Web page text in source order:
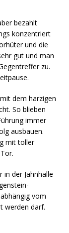
bezahlt
konzentriert
und die
gut und man
zu.
dem harzigen
So blieben
immer
ausbauen.
mit toller
der Jahnhalle
vom
werden darf.